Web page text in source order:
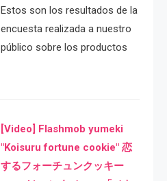
Estos son los resultados de la
encuesta realizada a nuestro
público sobre los productos
[Video] Flashmob yumeki
"Koisuru fortune cookie" 恋
するフォーチュンクッキー